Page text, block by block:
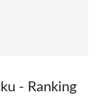
- Ranking